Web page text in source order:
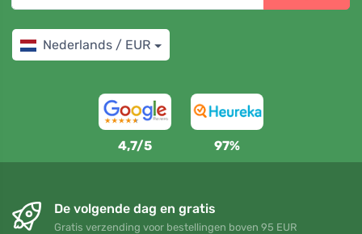
Nederlands / EUR
4,7/5 97%
De volgende dag en gratis
Gratis verzending voor bestellingen boven 95 EUR